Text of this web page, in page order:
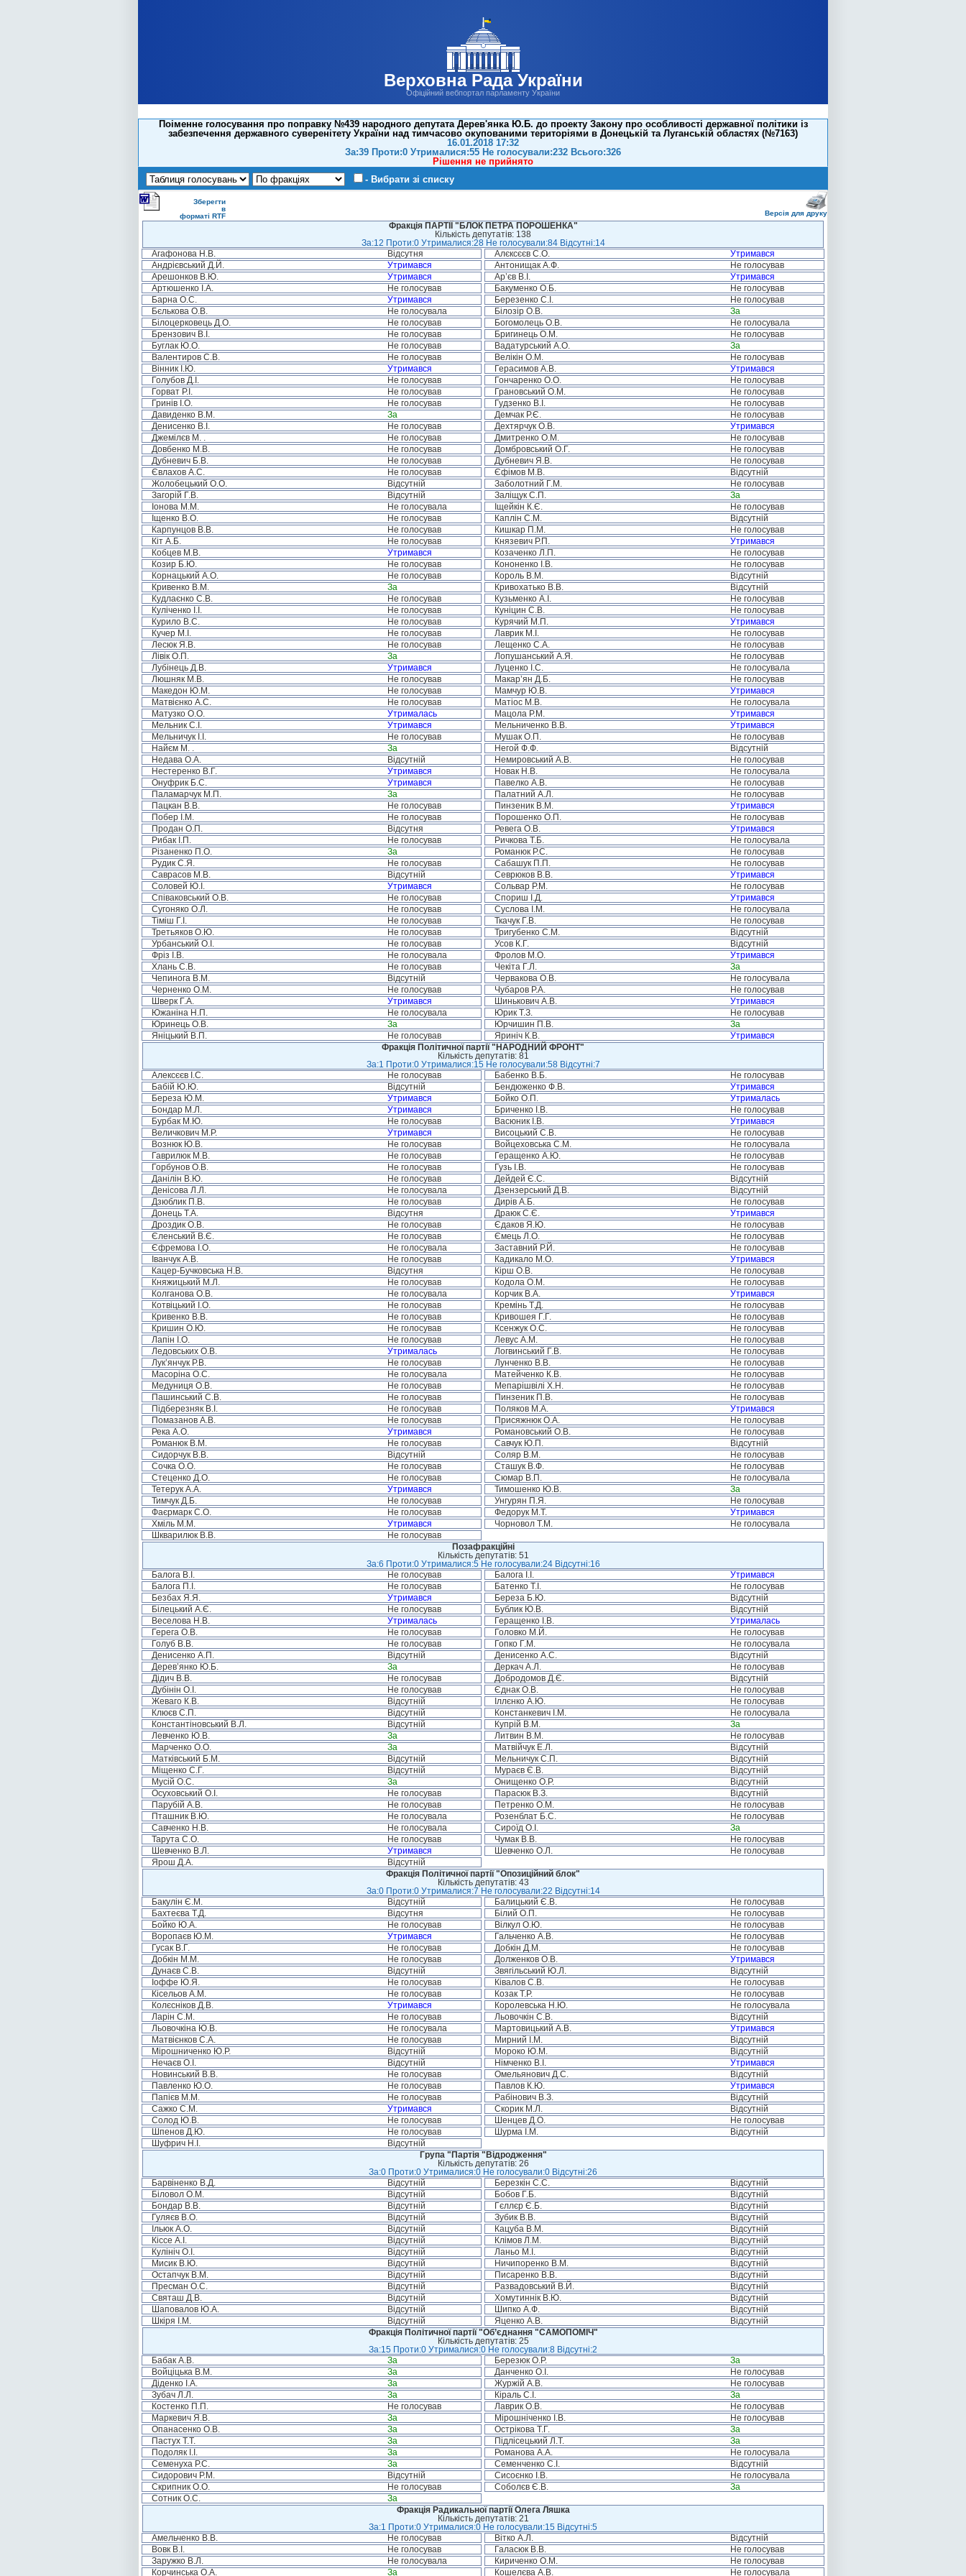
Верховна Рада України
Офіційний вебпортал парламенту України
Поіменне голосування про поправку №439 народного депутата Дерев'янка Ю.Б. до проекту Закону про особливості державної політики із
забезпечення державного суверенітету України над тимчасово окупованими територіями в Донецькій та Луганській областях (№7163)
16.01.2018 17:32
За:39 Проти:0 Утрималися:55 Не голосували:232 Всього:326
Рішення не прийнято
- Вибрати зі списку
Зберегти
в
форматі RTF
Версія для друку
Фракція ПАРТІЇ "БЛОК ПЕТРА ПОРОШЕНКА"
Кількість депутатів: 138
За:12 Проти:0 Утрималися:28 Не голосували:84 Відсутні:14
Агафонова Н.В.
Відсутня Алєксєєв С.О.
Утримався
Андрієвський Д.Й.
Утримався Антонищак А.Ф.
Не голосував
Арешонков В.Ю.
Утримався Ар’єв В.І.
Утримався
Артюшенко І.А.
Не голосував Бакуменко О.Б.
Не голосував
Барна О.С.
Утримався Березенко С.І.
Не голосував
Бєлькова О.В.
Не голосувала Білозір О.В.
За
Білоцерковець Д.О.
Не голосував Богомолець О.В.
Не голосувала
Брензович В.І.
Не голосував Бригинець О.М.
Не голосував
Буглак Ю.О.
Не голосував Вадатурський А.О.
За
Валентиров С.В.
Не голосував Велікін О.М.
Не голосував
Вінник І.Ю.
Утримався Герасимов А.В.
Утримався
Голубов Д.І.
Не голосував Гончаренко О.О.
Не голосував
Горват Р.І.
Не голосував Грановський О.М.
Не голосував
Гринів І.О.
Не голосував Гудзенко В.І.
Не голосував
Давиденко В.М.
За Демчак Р.Є.
Не голосував
Денисенко В.І.
Не голосував Дехтярчук О.В.
Утримався
Джемілєв М. .
Не голосував Дмитренко О.М.
Не голосував
Довбенко М.В.
Не голосував Домбровський О.Г.
Не голосував
Дубневич Б.В.
Не голосував Дубневич Я.В.
Не голосував
Євлахов А.С.
Не голосував Єфімов М.В.
Відсутній
Жолобецький О.О.
Відсутній Заболотний Г.М.
Не голосував
Загорій Г.В.
Відсутній Заліщук С.П.
За
Іонова М.М.
Не голосувала Іщейкін К.Є.
Не голосував
Іщенко В.О.
Не голосував Каплін С.М.
Відсутній
Карпунцов В.В.
Не голосував Кишкар П.М.
Не голосував
Кіт А.Б.
Не голосував Князевич Р.П.
Утримався
Кобцев М.В.
Утримався Козаченко Л.П.
Не голосував
Козир Б.Ю.
Не голосував Кононенко І.В.
Не голосував
Корнацький А.О.
Не голосував Король В.М.
Відсутній
Кривенко В.М.
За Кривохатько В.В.
Відсутній
Кудлаєнко С.В.
Не голосував Кузьменко А.І.
Не голосував
Куліченко І.І.
Не голосував Куніцин С.В.
Не голосував
Курило В.С.
Не голосував Курячий М.П.
Утримався
Кучер М.І.
Не голосував Лаврик М.І.
Не голосував
Лесюк Я.В.
Не голосував Лещенко С.А.
Не голосував
Лівік О.П.
За Лопушанський А.Я.
Не голосував
Лубінець Д.В.
Утримався Луценко І.С.
Не голосувала
Люшняк М.В.
Не голосував Макар’ян Д.Б.
Не голосував
Македон Ю.М.
Не голосував Мамчур Ю.В.
Утримався
Матвієнко А.С.
Не голосував Матіос М.В.
Не голосувала
Матузко О.О.
Утрималась Мацола Р.М.
Утримався
Мельник С.І.
Утримався Мельниченко В.В.
Утримався
Мельничук І.І.
Не голосував Мушак О.П.
Не голосував
Найєм М. .
За Негой Ф.Ф.
Відсутній
Недава О.А.
Відсутній Немировський А.В.
Не голосував
Нестеренко В.Г.
Утримався Новак Н.В.
Не голосувала
Онуфрик Б.С.
Утримався Павелко А.В.
Не голосував
Паламарчук М.П.
За Палатний А.Л.
Не голосував
Пацкан В.В.
Не голосував Пинзеник В.М.
Утримався
Побер І.М.
Не голосував Порошенко О.П.
Не голосував
Продан О.П.
Відсутня Ревега О.В.
Утримався
Рибак І.П.
Не голосував Ричкова Т.Б.
Не голосувала
Різаненко П.О.
За Романюк Р.С.
Не голосував
Рудик С.Я.
Не голосував Сабашук П.П.
Не голосував
Саврасов М.В.
Відсутній Севрюков В.В.
Утримався
Соловей Ю.І.
Утримався Сольвар Р.М.
Не голосував
Співаковський О.В.
Не голосував Спориш І.Д.
Утримався
Сугоняко О.Л.
Не голосував Суслова І.М.
Не голосувала
Тіміш Г.І.
Не голосував Ткачук Г.В.
Не голосував
Третьяков О.Ю.
Не голосував Тригубенко С.М.
Відсутній
Урбанський О.І.
Не голосував Усов К.Г.
Відсутній
Фріз І.В.
Не голосувала Фролов М.О.
Утримався
Хлань С.В.
Не голосував Чекіта Г.Л.
За
Чепинога В.М.
Відсутній Червакова О.В.
Не голосувала
Черненко О.М.
Не голосував Чубаров Р.А.
Не голосував
Шверк Г.А.
Утримався Шинькович А.В.
Утримався
Южаніна Н.П.
Не голосувала Юрик Т.З.
Не голосував
Юринець О.В.
За Юрчишин П.В.
За
Яніцький В.П.
Не голосував Яриніч К.В.
Утримався
Фракція Політичної партії "НАРОДНИЙ ФРОНТ"
Кількість депутатів: 81
За:1 Проти:0 Утрималися:15 Не голосували:58 Відсутні:7
Алексєєв І.С.
Не голосував Бабенко В.Б.
Не голосував
Бабій Ю.Ю.
Відсутній Бендюженко Ф.В.
Утримався
Береза Ю.М.
Утримався Бойко О.П.
Утрималась
Бондар М.Л.
Утримався Бриченко І.В.
Не голосував
Бурбак М.Ю.
Не голосував Васюник І.В.
Утримався
Величкович М.Р.
Утримався Висоцький С.В.
Не голосував
Вознюк Ю.В.
Не голосував Войцеховська С.М.
Не голосувала
Гаврилюк М.В.
Не голосував Геращенко А.Ю.
Не голосував
Горбунов О.В.
Не голосував Гузь І.В.
Не голосував
Данілін В.Ю.
Не голосував Дейдей Є.С.
Відсутній
Денісова Л.Л.
Не голосувала Дзензерський Д.В.
Відсутній
Дзюблик П.В.
Не голосував Дирів А.Б.
Не голосував
Донець Т.А.
Відсутня Драюк С.Є.
Утримався
Дроздик О.В.
Не голосував Єдаков Я.Ю.
Не голосував
Єленський В.Є.
Не голосував Ємець Л.О.
Не голосував
Єфремова І.О.
Не голосувала Заставний Р.Й.
Не голосував
Іванчук А.В.
Не голосував Кадикало М.О.
Утримався
Кацер-Бучковська Н.В.
Відсутня Кірш О.В.
Не голосував
Княжицький М.Л.
Не голосував Кодола О.М.
Не голосував
Колганова О.В.
Не голосувала Корчик В.А.
Утримався
Котвіцький І.О.
Не голосував Кремінь Т.Д.
Не голосував
Кривенко В.В.
Не голосував Кривошея Г.Г.
Не голосував
Кришин О.Ю.
Не голосував Ксенжук О.С.
Не голосував
Лапін І.О.
Не голосував Левус А.М.
Не голосував
Ледовських О.В.
Утрималась Логвинський Г.В.
Не голосував
Лук’янчук Р.В.
Не голосував Лунченко В.В.
Не голосував
Масоріна О.С.
Не голосувала Матейченко К.В.
Не голосував
Медуниця О.В.
Не голосував Мепарішвілі Х.Н.
Не голосував
Пашинський С.В.
Не голосував Пинзеник П.В.
Не голосував
Підберезняк В.І.
Не голосував Поляков М.А.
Утримався
Помазанов А.В.
Не голосував Присяжнюк О.А.
Не голосував
Река А.О.
Утримався Романовський О.В.
Не голосував
Романюк В.М.
Не голосував Савчук Ю.П.
Відсутній
Сидорчук В.В.
Відсутній Соляр В.М.
Не голосував
Сочка О.О.
Не голосував Сташук В.Ф.
Не голосував
Стеценко Д.О.
Не голосував Сюмар В.П.
Не голосувала
Тетерук А.А.
Утримався Тимошенко Ю.В.
За
Тимчук Д.Б.
Не голосував Унгурян П.Я.
Не голосував
Фаєрмарк С.О.
Не голосував Федорук М.Т.
Утримався
Хміль М.М.
Утримався Чорновол Т.М.
Не голосувала
Шкварилюк В.В.
Не голосував
Позафракційні
Кількість депутатів: 51
За:6 Проти:0 Утрималися:5 Не голосували:24 Відсутні:16
Балога В.І.
Не голосував Балога І.І.
Утримався
Балога П.І.
Не голосував Батенко Т.І.
Не голосував
Безбах Я.Я.
Утримався Береза Б.Ю.
Відсутній
Білецький А.Є.
Не голосував Бублик Ю.В.
Відсутній
Веселова Н.В.
Утрималась Геращенко І.В.
Утрималась
Герега О.В.
Не голосував Головко М.Й.
Не голосував
Голуб В.В.
Не голосував Гопко Г.М.
Не голосувала
Денисенко А.П.
Відсутній Денисенко А.С.
Відсутній
Дерев’янко Ю.Б.
За Деркач А.Л.
Не голосував
Дідич В.В.
Не голосував Добродомов Д.Є.
Відсутній
Дубінін О.І.
Не голосував Єднак О.В.
Не голосував
Жеваго К.В.
Відсутній Іллєнко А.Ю.
Не голосував
Клюєв С.П.
Відсутній Констанкевич І.М.
Не голосувала
Константіновський В.Л.
Відсутній Купрій В.М.
За
Левченко Ю.В.
За Литвин В.М.
Не голосував
Марченко О.О.
За Матвійчук Е.Л.
Відсутній
Матківський Б.М.
Відсутній Мельничук С.П.
Відсутній
Міщенко С.Г.
Відсутній Мураєв Є.В.
Відсутній
Мусій О.С.
За Онищенко О.Р.
Відсутній
Осуховський О.І.
Не голосував Парасюк В.З.
Відсутній
Парубій А.В.
Не голосував Петренко О.М.
Не голосував
Пташник В.Ю.
Не голосувала Розенблат Б.С.
Не голосував
Савченко Н.В.
Не голосувала Сироїд О.І.
За
Тарута С.О.
Не голосував Чумак В.В.
Не голосував
Шевченко В.Л.
Утримався Шевченко О.Л.
Не голосував
Ярош Д.А.
Відсутній
Фракція Політичної партії "Опозиційний блок"
Кількість депутатів: 43
За:0 Проти:0 Утрималися:7 Не голосували:22 Відсутні:14
Бакулін Є.М.
Відсутній Балицький Є.В.
Не голосував
Бахтеєва Т.Д.
Відсутня Білий О.П.
Не голосував
Бойко Ю.А.
Не голосував Вілкул О.Ю.
Не голосував
Воропаєв Ю.М.
Утримався Гальченко А.В.
Не голосував
Гусак В.Г.
Не голосував Добкін Д.М.
Не голосував
Добкін М.М.
Не голосував Долженков О.В.
Утримався
Дунаєв С.В.
Відсутній Звягільський Ю.Л.
Відсутній
Іоффе Ю.Я.
Не голосував Ківалов С.В.
Не голосував
Кісельов А.М.
Не голосував Козак Т.Р.
Не голосував
Колєсніков Д.В.
Утримався Королевська Н.Ю.
Не голосувала
Ларін С.М.
Не голосував Льовочкін С.В.
Відсутній
Льовочкіна Ю.В.
Не голосувала Мартовицький А.В.
Утримався
Матвієнков С.А.
Не голосував Мирний І.М.
Відсутній
Мірошниченко Ю.Р.
Відсутній Мороко Ю.М.
Відсутній
Нечаєв О.І.
Відсутній Німченко В.І.
Утримався
Новинський В.В.
Не голосував Омельянович Д.С.
Відсутній
Павленко Ю.О.
Не голосував Павлов К.Ю.
Утримався
Папієв М.М.
Не голосував Рабінович В.З.
Відсутній
Сажко С.М.
Утримався Скорик М.Л.
Відсутній
Солод Ю.В.
Не голосував Шенцев Д.О.
Не голосував
Шпенов Д.Ю.
Не голосував Шурма І.М.
Відсутній
Шуфрич Н.І.
Відсутній
Група "Партія "Відродження"
Кількість депутатів: 26
За:0 Проти:0 Утрималися:0 Не голосували:0 Відсутні:26
Барвіненко В.Д.
Відсутній Березкін С.С.
Відсутній
Біловол О.М.
Відсутній Бобов Г.Б.
Відсутній
Бондар В.В.
Відсутній Гєллєр Є.Б.
Відсутній
Гуляєв В.О.
Відсутній Зубик В.В.
Відсутній
Ільюк А.О.
Відсутній Кацуба В.М.
Відсутній
Кіссе А.І.
Відсутній Клімов Л.М.
Відсутній
Кулініч О.І.
Відсутній Ланьо М.І.
Відсутній
Мисик В.Ю.
Відсутній Ничипоренко В.М.
Відсутній
Остапчук В.М.
Відсутній Писаренко В.В.
Відсутній
Пресман О.С.
Відсутній Развадовський В.Й.
Відсутній
Святаш Д.В.
Відсутній Хомутиннік В.Ю.
Відсутній
Шаповалов Ю.А.
Відсутній Шипко А.Ф.
Відсутній
Шкіря І.М.
Відсутній Яценко А.В.
Відсутній
Фракція Політичної партії "Об’єднання "САМОПОМІЧ"
Кількість депутатів: 25
За:15 Проти:0 Утрималися:0 Не голосували:8 Відсутні:2
Бабак А.В.
За Березюк О.Р.
За
Войціцька В.М.
За Данченко О.І.
Не голосував
Діденко І.А.
За Журжій А.В.
Не голосував
Зубач Л.Л.
За Кіраль С.І.
За
Костенко П.П.
Не голосував Лаврик О.В.
Не голосував
Маркевич Я.В.
За Мірошніченко І.В.
Не голосував
Опанасенко О.В.
За Острікова Т.Г.
За
Пастух Т.Т.
За Підлісецький Л.Т.
За
Подоляк І.І.
За Романова А.А.
Не голосувала
Семенуха Р.С.
За Семенченко С.І.
Відсутній
Сидорович Р.М.
Відсутній Сисоєнко І.В.
Не голосувала
Скрипник О.О.
Не голосував Соболєв Є.В.
За
Сотник О.С.
За
Фракція Радикальної партії Олега Ляшка
Кількість депутатів: 21
За:1 Проти:0 Утрималися:0 Не голосували:15 Відсутні:5
Амельченко В.В.
Не голосував Вітко А.Л.
Відсутній
Вовк В.І.
Не голосував Галасюк В.В.
Не голосував
Заружко В.Л.
Не голосувала Кириченко О.М.
Не голосував
Корчинська О.А.
За Кошелєва А.В. Не голосувала